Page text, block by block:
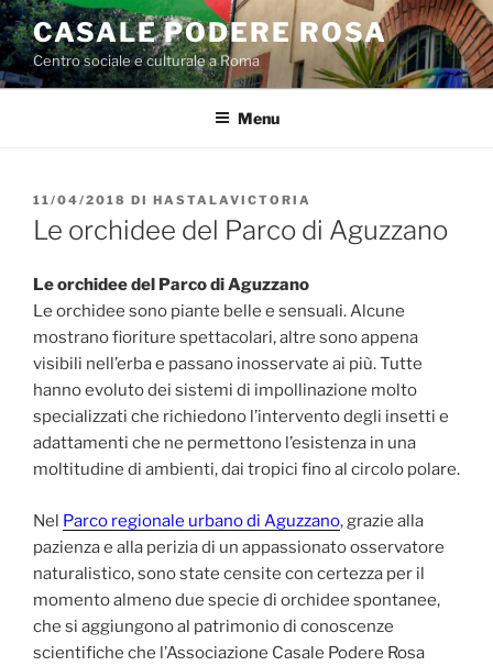
Salta
al
contenuto
CASALE PODERE ROSA
Centro sociale e culturale a Roma
Menu
PUBBLICATO
IL
11/04/2018 DI HASTALAVICTORIA
Le orchidee del Parco di Aguzzano
Le orchidee del Parco di Aguzzano
Le orchidee sono piante belle e sensuali. Alcune
mostrano fioriture spettacolari, altre sono appena
visibili nell’erba e passano inosservate ai più. Tutte
hanno evoluto dei sistemi di impollinazione molto
specializzati che richiedono l’intervento degli insetti e
adattamenti che ne permettono l’esistenza in una
moltitudine di ambienti, dai tropici fino al circolo polare.
Nel Parco regionale urbano di Aguzzano, grazie alla
pazienza e alla perizia di un appassionato osservatore
naturalistico, sono state censite con certezza per il
momento almeno due specie di orchidee spontanee,
che si aggiungono al patrimonio di conoscenze
scientifiche che l’Associazione Casale Podere Rosa